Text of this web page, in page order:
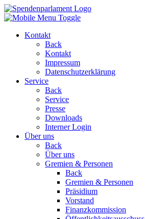
Kontakt
Back
Kontakt
Impressum
Datenschutzerklärung
Service
Back
Service
Presse
Downloads
Interner Login
Über uns
Back
Über uns
Gremien & Personen
Back
Gremien & Personen
Präsidium
Vorstand
Finanzkommission